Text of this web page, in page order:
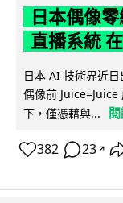
日本偶像
直播系統
日本 AI 技術界近
偶像前
下，僅憑藉與...
382 23 ↗